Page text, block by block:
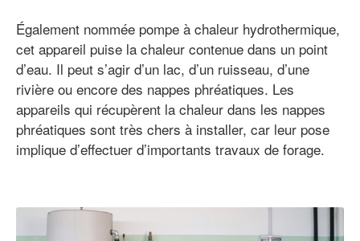
Également nommée pompe à chaleur hydrothermique,
cet appareil puise la chaleur contenue dans un point
d’eau. Il peut s’agir d’un lac, d’un ruisseau, d’une
rivière ou encore des nappes phréatiques. Les
appareils qui récupèrent la chaleur dans les nappes
phréatiques sont très chers à installer, car leur pose
implique d’effectuer d’importants travaux de forage.